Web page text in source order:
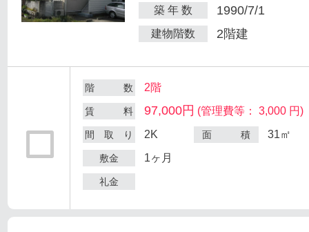
築 年 数 1990/7/1
建物階数 2階建
階 数 2階
賃 料 97,000円 (管理費等： 3,000 円)
間 取 り 2K 面 積 31㎡
敷金 1ヶ月
礼金